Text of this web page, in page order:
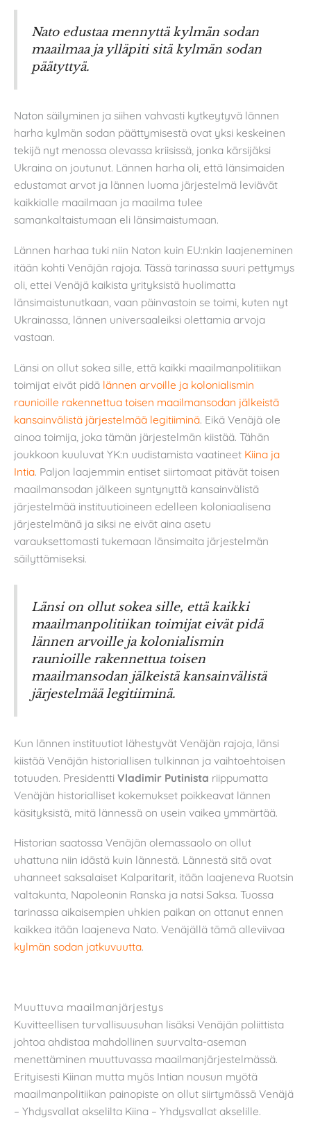
Nato edustaa mennyttä kylmän sodan
maailmaa ja ylläpiti sitä kylmän sodan
päätyttyä.
Naton säilyminen ja siihen vahvasti kytkeytyvä lännen
harha kylmän sodan päättymisestä ovat yksi keskeinen
tekijä nyt menossa olevassa kriisissä, jonka kärsijäksi
Ukraina on joutunut. Lännen harha oli, että länsimaiden
edustamat arvot ja lännen luoma järjestelmä leviävät
kaikkialle maailmaan ja maailma tulee
samankaltaistumaan eli länsimaistumaan.
Lännen harhaa tuki niin Naton kuin EU:nkin laajeneminen
itään kohti Venäjän rajoja. Tässä tarinassa suuri pettymys
oli, ettei Venäjä kaikista yrityksistä huolimatta
länsimaistunutkaan, vaan päinvastoin se toimi, kuten nyt
Ukrainassa, lännen universaaleiksi olettamia arvoja
vastaan.
Länsi on ollut sokea sille, että kaikki maailmanpolitiikan
toimijat eivät pidä lännen arvoille ja kolonialismin
raunioille rakennettua toisen maailmansodan jälkeistä
kansainvälistä järjestelmää legitiiminä. Eikä Venäjä ole
ainoa toimija, joka tämän järjestelmän kiistää. Tähän
joukkoon kuuluvat YK:n uudistamista vaatineet Kiina ja
Intia. Paljon laajemmin entiset siirtomaat pitävät toisen
maailmansodan jälkeen syntynyttä kansainvälistä
järjestelmää instituutioineen edelleen koloniaalisena
järjestelmänä ja siksi ne eivät aina asetu
varauksettomasti tukemaan länsimaita järjestelmän
säilyttämiseksi.
Länsi on ollut sokea sille, että kaikki
maailmanpolitiikan toimijat eivät pidä
lännen arvoille ja kolonialismin
raunioille rakennettua toisen
maailmansodan jälkeistä kansainvälistä
järjestelmää legitiiminä.
Kun lännen instituutiot lähestyvät Venäjän rajoja, länsi
kiistää Venäjän historiallisen tulkinnan ja vaihtoehtoisen
totuuden. Presidentti Vladimir Putinista riippumatta
Venäjän historialliset kokemukset poikkeavat lännen
käsityksistä, mitä lännessä on usein vaikea ymmärtää.
Historian saatossa Venäjän olemassaolo on ollut
uhattuna niin idästä kuin lännestä. Lännestä sitä ovat
uhanneet saksalaiset Kalparitarit, itään laajeneva Ruotsin
valtakunta, Napoleonin Ranska ja natsi Saksa. Tuossa
tarinassa aikaisempien uhkien paikan on ottanut ennen
kaikkea itään laajeneva Nato. Venäjällä tämä alleviivaa
kylmän sodan jatkuvuutta.
Muuttuva maailmanjärjestys
Kuvitteellisen turvallisuusuhan lisäksi Venäjän poliittista
johtoa ahdistaa mahdollinen suurvalta-aseman
menettäminen muuttuvassa maailmanjärjestelmässä.
Erityisesti Kiinan mutta myös Intian nousun myötä
maailmanpolitiikan painopiste on ollut siirtymässä Venäjä
– Yhdysvallat akselilta Kiina – Yhdysvallat akselille.